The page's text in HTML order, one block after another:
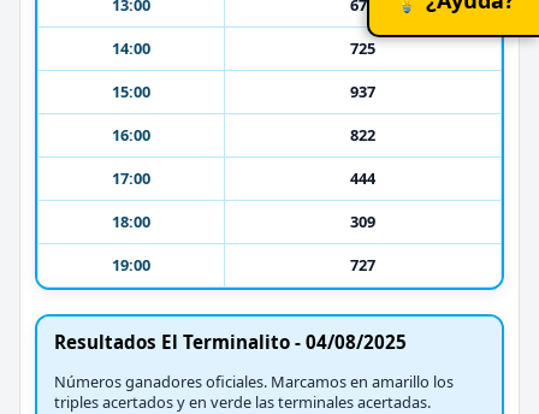
13:00
674
14:00
725
15:00
937
16:00
822
17:00
444
18:00
309
19:00
727
Resultados El Terminalito - 04/08/2025
Números ganadores oficiales. Marcamos en amarillo los
triples acertados y en verde las terminales acertadas.